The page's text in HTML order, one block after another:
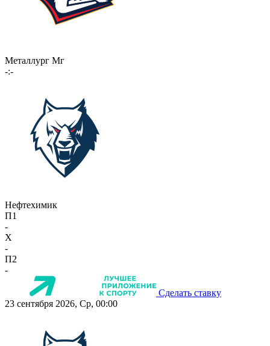
Металлург Мг
-:-
Нефтехимик
П1
-
X
-
П2
-
Сделать ставку
23 сентября 2026, Ср, 00:00